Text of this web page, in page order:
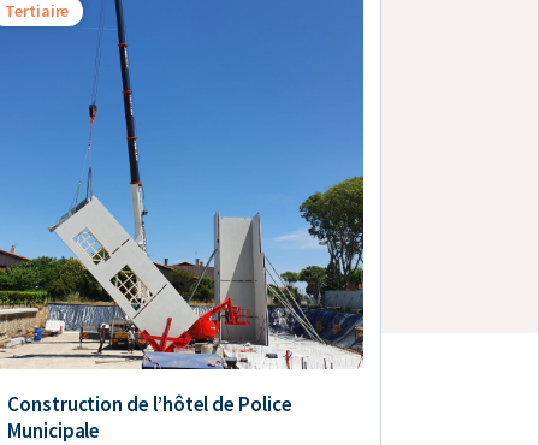
Tertiaire
Construction de l’hôtel de Police
Municipale